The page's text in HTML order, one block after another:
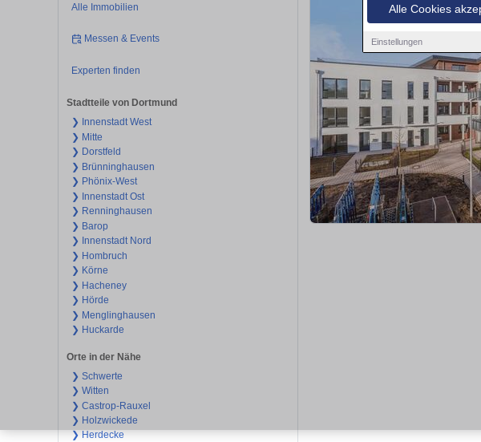
Alle Cookies
Einstellungen
Alle Immobilien
Messen & Events
Experten finden
Stadtteile von Dortmund
❯ Innenstadt West
❯ Mitte
❯ Dorstfeld
❯ Brünninghausen
❯ Phönix-West
❯ Innenstadt Ost
❯ Renninghausen
❯ Barop
❯ Innenstadt Nord
❯ Hombruch
❯ Körne
❯ Hacheney
❯ Hörde
❯ Menglinghausen
❯ Huckarde
Orte in der Nähe
❯ Schwerte
❯ Witten
❯ Castrop-Rauxel
❯ Holzwickede
❯ Herdecke